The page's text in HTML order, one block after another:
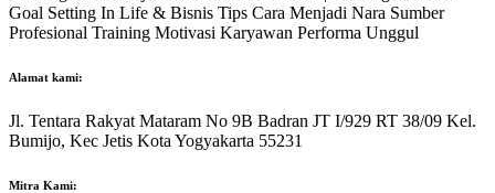
Goal Setting In Life & Bisnis Tips Cara Menjadi Nara Sumber
Profesional Training Motivasi Karyawan Performa Unggul
Alamat kami:
Jl. Tentara Rakyat Mataram No 9B Badran JT I/929 RT 38/09 Kel.
Bumijo, Kec Jetis Kota Yogyakarta 55231
Mitra Kami: